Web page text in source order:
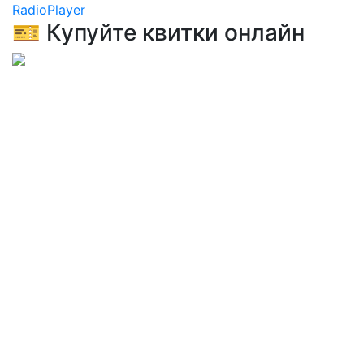
RadioPlayer
🎫 Купуйте квитки онлайн